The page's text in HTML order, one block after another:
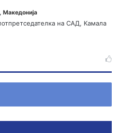
, Македонија
на САД, Камала